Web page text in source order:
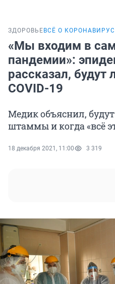
ЗДОРОВЬЕ ВСЁ О
«Мы входим в
пандемии»:
рассказал,
COVID-19
Медик объяснил,
штаммы и когда «всё
18 декабря 2021, 11:00 3 319